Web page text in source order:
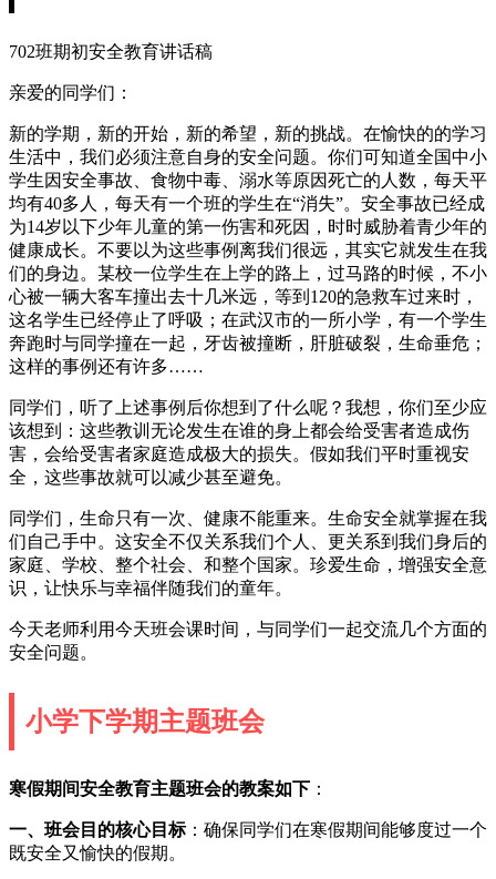
702班期初安全教育讲话稿
亲爱的同学们：
新的学期，新的开始，新的希望，新的挑战。在愉快的的学习
生活中，我们必须注意自身的安全问题。你们可知道全国中小
学生因安全事故、食物中毒、溺水等原因死亡的人数，每天平
均有40多人，每天有一个班的学生在“消失”。安全事故已经成
为14岁以下少年儿童的第一伤害和死因，时时威胁着青少年的
健康成长。不要以为这些事例离我们很远，其实它就发生在我
们的身边。某校一位学生在上学的路上，过马路的时候，不小
心被一辆大客车撞出去十几米远，等到120的急救车过来时，
这名学生已经停止了呼吸；在武汉市的一所小学，有一个学生
奔跑时与同学撞在一起，牙齿被撞断，肝脏破裂，生命垂危；
这样的事例还有许多……
同学们，听了上述事例后你想到了什么呢？我想，你们至少应
该想到：这些教训无论发生在谁的身上都会给受害者造成伤
害，会给受害者家庭造成极大的损失。假如我们平时重视安
全，这些事故就可以减少甚至避免。
同学们，生命只有一次、健康不能重来。生命安全就掌握在我
们自己手中。这安全不仅关系我们个人、更关系到我们身后的
家庭、学校、整个社会、和整个国家。珍爱生命，增强安全意
识，让快乐与幸福伴随我们的童年。
今天老师利用今天班会课时间，与同学们一起交流几个方面的
安全问题。
小学下学期主题班会
寒假期间安全教育主题班会的教案如下 ：
一、班会目的核心目标：确保同学们在寒假期间能够度过一个
既安全又愉快的假期。